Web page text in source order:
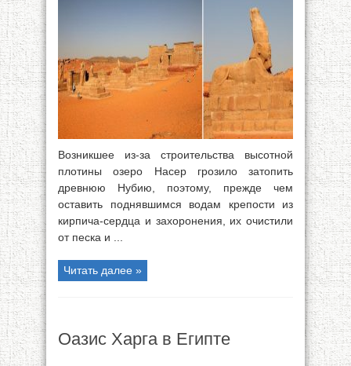
Возникшее из-за строительства высотной
плотины озеро Насер грозило затопить
древнюю Нубию, поэтому, прежде чем
оставить поднявшимся водам крепости из
кирпича-сердца и захоронения, их очистили
от песка и ...
Читать далее »
Оазис Харга в Египте